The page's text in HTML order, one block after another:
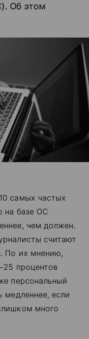
Об этом
самых частых
на базе ОС
чем должен.
считают
По их мнению,
процентов
персональный
медленнее, если
много